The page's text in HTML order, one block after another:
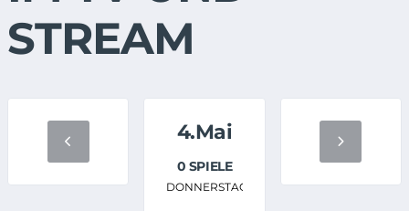
TREAM
4.Mai
0 SPIELE
DONNERSTAG